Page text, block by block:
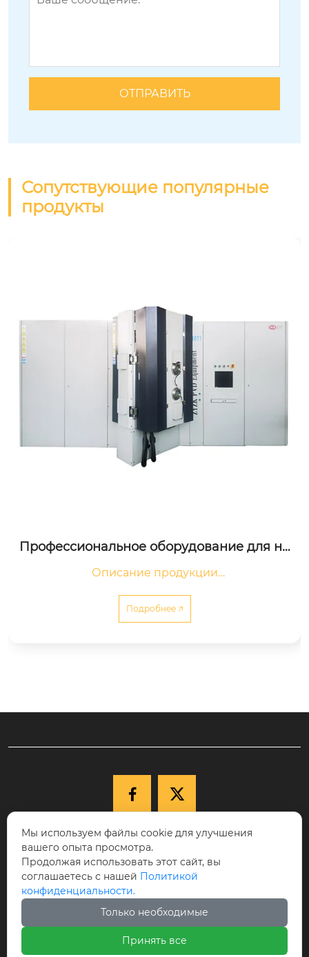
Сопутствующие популярные
продукты
Профессиональное оборудование для на
Описание продукции
ния твердого покрытия
Это профессионал...
Подробнее 🡥
 
 +86-15040177271

КНР, провинция Ляонин, г. Шэньян,
Новый район Шэньбэй, ул. Цююэху, д.
68-17, индекс 110122.

Мы используем файлы cookie для улучшения
вашего опыта просмотра.
Продолжая использовать этот сайт, вы
соглашаетесь с нашей Политикой
конфиденциальности.
Только необходимые
Принять все